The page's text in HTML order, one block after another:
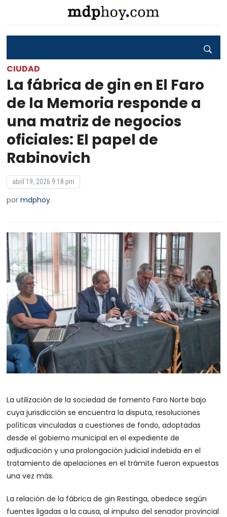
CIUDAD
La fábrica de gin en El Faro
de la Memoria responde a
una matriz de negocios
oficiales: El papel de
Rabinovich
abril 19, 2026 9:18 pm
pormdphoy
La utilización de la sociedad de fomento Faro Norte bajo
cuya jurisdicción se encuentra la disputa, resoluciones
políticas vinculadas a cuestiones de fondo, adoptadas
desde el gobierno municipal en el expediente de
adjudicación y una prolongación judicial indebida en el
tratamiento de apelaciones en el trámite fueron expuestas
una vez más.
La relación de la fábrica de gin Restinga, obedece según
fuentes ligadas a la causa, al impulso del senador provincial